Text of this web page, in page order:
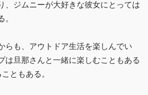
、ジムニーが大好きな彼女にとっては
。
らも、アウトドア生活を楽しんでい
は旦那さんと一緒に楽しむこともある
ともある。